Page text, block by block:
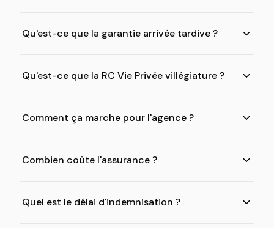
Qu'est-ce que la garantie arrivée tardive ?
Qu'est-ce que la RC Vie Privée villégiature ?
Comment ça marche pour l'agence ?
Combien coûte l'assurance ?
Quel est le délai d'indemnisation ?